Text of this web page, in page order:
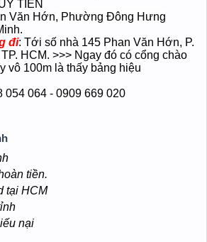
GP: 41L8021026 | Chủ doanh
TIÊN
Văn Hớn, Phường Đông Hưng
đi: Tới số nhà 145 Phan Văn Hớn, P.
HCM. >>> Ngay đó có cổng chào
100m là thấy bảng hiệu
tiền.
HCM